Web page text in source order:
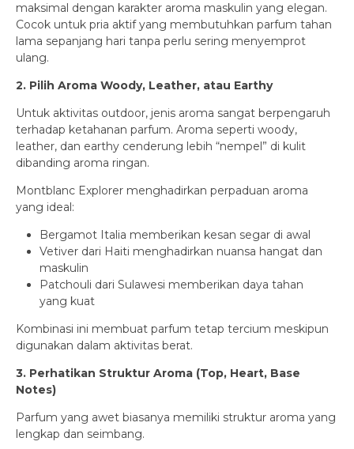
maksimal dengan karakter aroma maskulin yang elegan.
Cocok untuk pria aktif yang membutuhkan parfum tahan
lama sepanjang hari tanpa perlu sering menyemprot
ulang.
2. Pilih Aroma Woody, Leather, atau Earthy
Untuk aktivitas outdoor, jenis aroma sangat berpengaruh
terhadap ketahanan parfum. Aroma seperti woody,
leather, dan earthy cenderung lebih “nempel” di kulit
dibanding aroma ringan.
Montblanc Explorer menghadirkan perpaduan aroma
yang ideal:
Bergamot Italia memberikan kesan segar di awal
Vetiver dari Haiti menghadirkan nuansa hangat dan
maskulin
Patchouli dari Sulawesi memberikan daya tahan
yang kuat
Kombinasi ini membuat parfum tetap tercium meskipun
digunakan dalam aktivitas berat.
3. Perhatikan Struktur Aroma (Top, Heart, Base
Notes)
Parfum yang awet biasanya memiliki struktur aroma yang
lengkap dan seimbang.